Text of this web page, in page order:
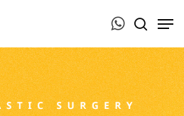
this window.